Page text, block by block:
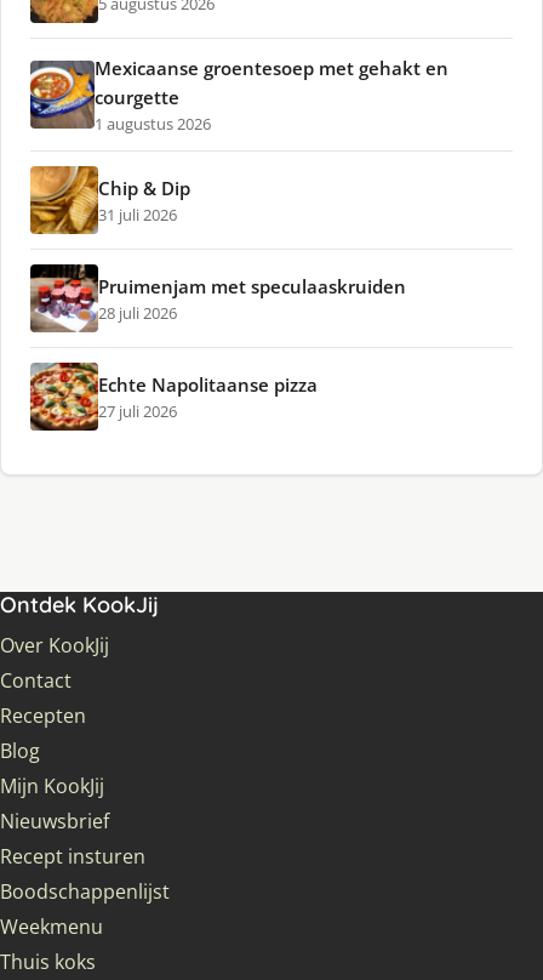
Mexicaanse groentesoep met gehakt en
courgette
1 augustus 2026
Chip & Dip
31 juli 2026
Pruimenjam met speculaaskruiden
28 juli 2026
Echte Napolitaanse pizza
27 juli 2026
Ontdek KookJij
Over KookJij
Contact
Recepten
Blog
Mijn KookJij
Nieuwsbrief
Recept insturen
Boodschappenlijst
Weekmenu
Thuis koks